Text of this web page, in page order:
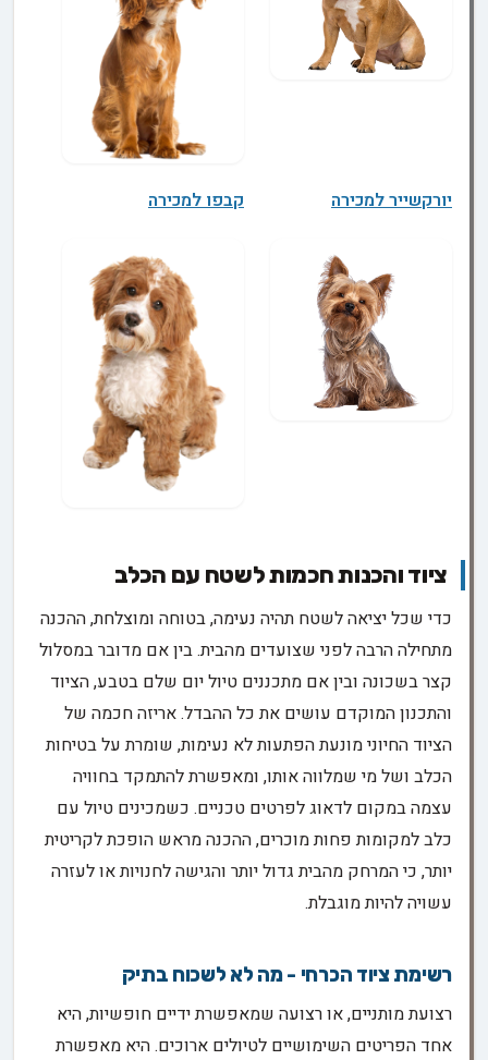
יורקשייר למכירה קבפו למכירה
ציוד והכנות חכמות לשטח עם הכלב
כדי שכל יציאה לשטח תהיה נעימה, בטוחה ומוצלחת, ההכנה
מתחילה הרבה לפני שצועדים מהבית. בין אם מדובר במסלול
קצר בשכונה ובין אם מתכננים טיול יום שלם בטבע, הציוד
והתכנון המוקדם עושים את כל ההבדל. אריזה חכמה של
הציוד החיוני מונעת הפתעות לא נעימות, שומרת על בטיחות
הכלב ושל מי שמלווה אותו, ומאפשרת להתמקד בחוויה
עצמה במקום לדאוג לפרטים טכניים. כשמכינים טיול עם
כלב למקומות פחות מוכרים, ההכנה מראש הופכת לקריטית
יותר, כי המרחק מהבית גדול יותר והגישה לחנויות או לעזרה
עשויה להיות מוגבלת.
רשימת ציוד הכרחי - מה לא לשכוח בתיק
רצועת מותניים, או רצועה שמאפשרת ידיים חופשיות, היא
אחד הפריטים השימושיים לטיולים ארוכים. היא מאפשרת